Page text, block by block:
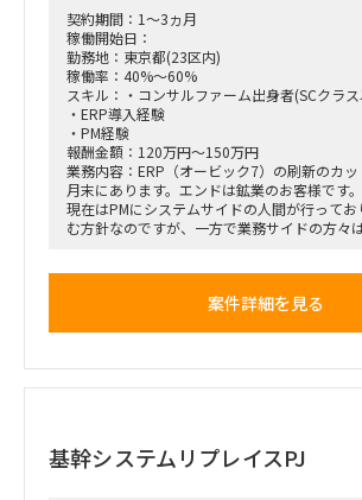
・テストチームがテストプロセスと方法論に
を確認します。
・ギャップが事前に特定され、解決されてい
す。
・製品会議でテストチームを取り纏めます
・ERP テストの技術的な詳細を把握します
7.稼働率：100％
契約期間：1～3ヵ月
稼働開始日：
勤務地：東京都(23区内)
稼働率：40%～60%
スキル：・コンサルファーム出身者(SCクラ
・ERP導入経験
・PM経験
報酬金額：120万円～150万円
業務内容：ERP（オービック7）の刷新のカ
月末にあります。エンドは鉱業のお客様です。
現在はPMにシステムサイドの人間が行ってお
む方針なのですが、一方で業務サイドの方々は
■働き方：基本リモート※MTGベースでの出社
内中心部)
案件詳細を見る
基幹システムリプレイスPJ